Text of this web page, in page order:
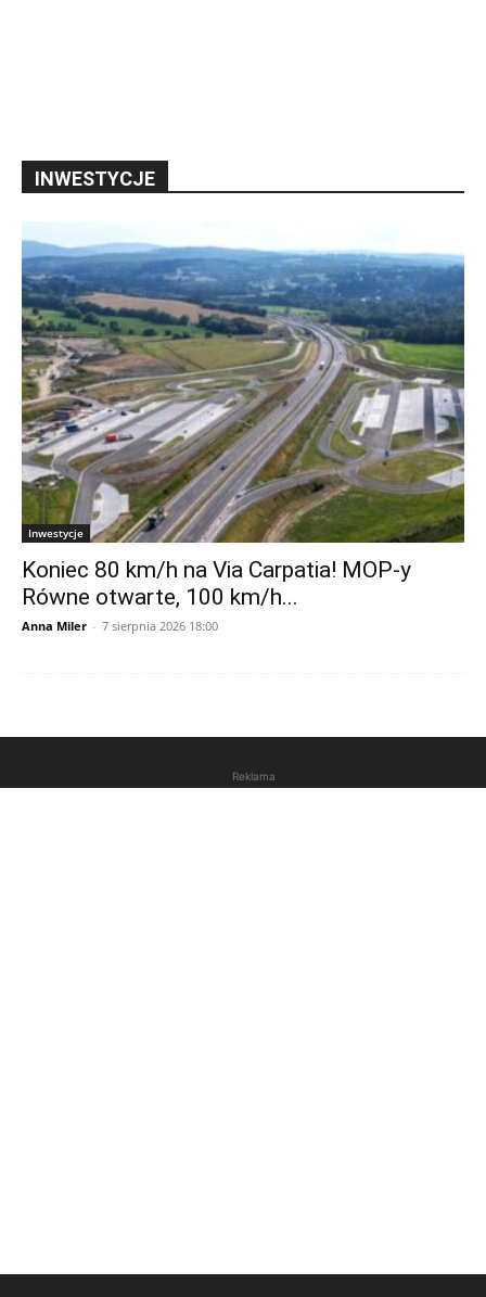
INWESTYCJE
Inwestycje
Koniec 80 km/h na Via Carpatia! MOP-y
Równe otwarte, 100 km/h...
Anna Miler - 7 sierpnia 2026 18:00
Reklama